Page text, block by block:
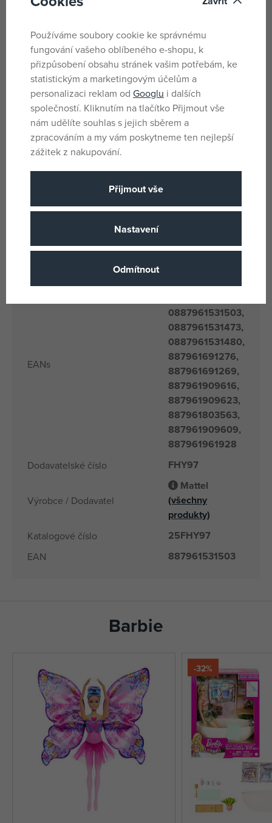
nabídky.
Větší panenky neumí samostatně stát.
Barvy a vzhled výrobku se mohou lišit.
Parametry
Pohlaví Pro holky
Barva
EANs
887961531497,
0887961531503,
0887961531473,
0887961531480,
887961691276,
887961691269,
887961909616,
887961909623,
887961803563,
887961909609,
887961961928
Dodavatelské číslo FHY97
Výrobce / Dodavatel
Mattel
(všechny
produkty)
Katalogové číslo 25FHY97
EAN 887961531503
Barbie
-32%
Používáme soubory cookie ke správnému
fungování vašeho oblíbeného e-shopu, k
přizpůsobení obsahu stránek vašim potřebám, ke
statistickým a marketingovým účelům a
personalizaci reklam od Googlu i dalších
společností. Kliknutím na tlačítko Přijmout vše
nám udělíte souhlas s jejich sběrem a
zpracováním a my vám poskytneme ten nejlepší
zážitek z nakupování.
Přijmout vše
Nastavení
Odmítnout